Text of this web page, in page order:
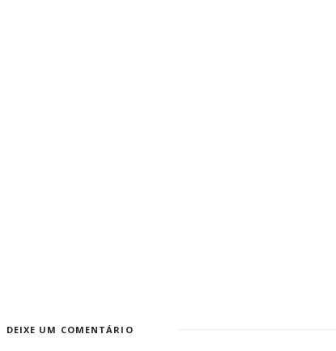
DEIXE UM COMENTÁRIO